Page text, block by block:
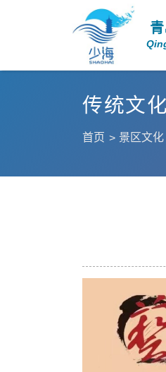
传统文化
首页 景区文化